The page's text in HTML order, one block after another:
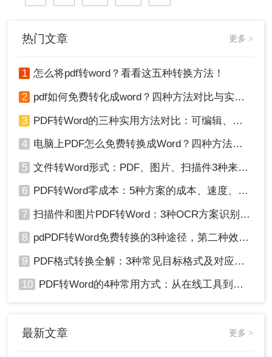
热门文章 更多 >
1 怎么将pdf转word？看看这五种转换方法！
2 pdf如何免费转化成word？四种方法对比与实操指南（附详细表格）
3 PDF转Word的三种实用方法对比：可编辑、保格式、避风险！
4 电脑上PDF怎么免费转换成Word？四种方法对比与实操指南（附详细表格）!
5 文件转Word形式：PDF、图片、扫描件3种来源分别怎么处理！
6 PDF转Word零成本：5种方案的成本、速度、精度对比！
7 扫描件和图片PDF转Word：3种OCR方案识别率实测！
8 pdPDF转Word免费转换的3种途径，第二种效率最高！
9 PDF格式转换全解：3种常见目标格式及对应操作方法！
10 PDF转Word的4种常用方式：从在线工具到桌面软件全梳理！
最新文章 更多 >